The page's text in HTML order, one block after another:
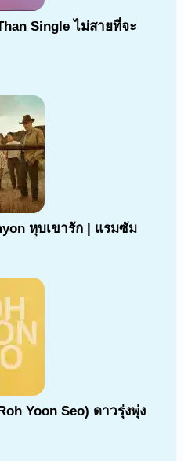
Single ไม่สายที่จะ
หุบเขารัก | แรมซัม
Yoon Seo) ดาวรุ่งพุ่ง